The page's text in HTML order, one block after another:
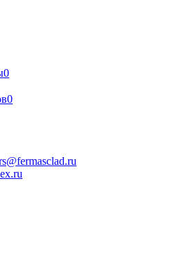
0
0